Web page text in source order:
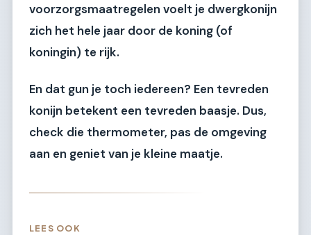
voorzorgsmaatregelen voelt je dwergkonijn
zich het hele jaar door de koning (of
koningin) te rijk.
En dat gun je toch iedereen? Een tevreden
konijn betekent een tevreden baasje. Dus,
check die thermometer, pas de omgeving
aan en geniet van je kleine maatje.
LEES OOK